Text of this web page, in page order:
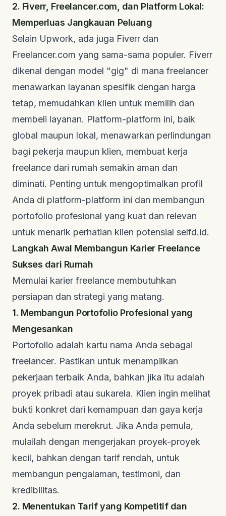
2. Fiverr, Freelancer.com, dan Platform Lokal:
Memperluas Jangkauan Peluang
Selain Upwork, ada juga Fiverr dan
Freelancer.com yang sama-sama populer. Fiverr
dikenal dengan model "gig" di mana freelancer
menawarkan layanan spesifik dengan harga
tetap, memudahkan klien untuk memilih dan
membeli layanan. Platform-platform ini, baik
global maupun lokal, menawarkan perlindungan
bagi pekerja maupun klien, membuat kerja
freelance dari rumah semakin aman dan
diminati. Penting untuk mengoptimalkan profil
Anda di platform-platform ini dan membangun
portofolio profesional yang kuat dan relevan
untuk menarik perhatian klien potensial selfd.id.
Langkah Awal Membangun Karier Freelance
Sukses dari Rumah
Memulai karier freelance membutuhkan
persiapan dan strategi yang matang.
1. Membangun Portofolio Profesional yang
Mengesankan
Portofolio adalah kartu nama Anda sebagai
freelancer. Pastikan untuk menampilkan
pekerjaan terbaik Anda, bahkan jika itu adalah
proyek pribadi atau sukarela. Klien ingin melihat
bukti konkret dari kemampuan dan gaya kerja
Anda sebelum merekrut. Jika Anda pemula,
mulailah dengan mengerjakan proyek-proyek
kecil, bahkan dengan tarif rendah, untuk
membangun pengalaman, testimoni, dan
kredibilitas.
2. Menentukan Tarif yang Kompetitif dan